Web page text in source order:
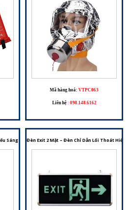
Mã hàng hoá: VTPC063
Liên hệ : 098.148.6162
Sáng Dự Phòng Cho Hệ Thống PCCC
Đèn Exit 2 Mặt – Đèn Chỉ Dẫn Lối Thoát Hiểm